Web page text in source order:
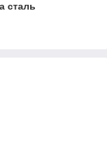
сталь